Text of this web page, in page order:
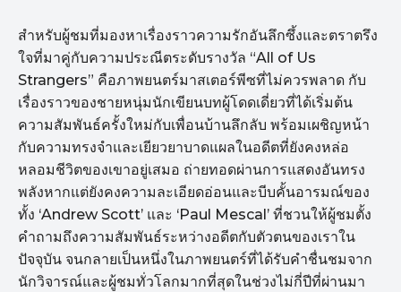
สำหรับผู้ชมที่มองหาเรื่องราวความรักอันลึกซึ้งและตราตรึง
ใจที่มาคู่กับความประณีตระดับรางวัล “All of Us
Strangers” คือภาพยนตร์มาสเตอร์พีซที่ไม่ควรพลาด กับ
เรื่องราวของชายหนุ่มนักเขียนบทผู้โดดเดี่ยวที่ได้เริ่มต้น
ความสัมพันธ์ครั้งใหม่กับเพื่อนบ้านลึกลับ พร้อมเผชิญหน้า
กับความทรงจำและเยียวยาบาดแผลในอดีตที่ยังคงหล่อ
หลอมชีวิตของเขาอยู่เสมอ ถ่ายทอดผ่านการแสดงอันทรง
พลังหากแต่ยังคงความละเอียดอ่อนและบีบคั้นอารมณ์ของ
ทั้ง ‘Andrew Scott’ และ ‘Paul Mescal’ ที่ชวนให้ผู้ชมตั้ง
คำถามถึงความสัมพันธ์ระหว่างอดีตกับตัวตนของเราใน
ปัจจุบัน จนกลายเป็นหนึ่งในภาพยนตร์ที่ได้รับคำชื่นชมจาก
นักวิจารณ์และผู้ชมทั่วโลกมากที่สุดในช่วงไม่กี่ปีที่ผ่านมา